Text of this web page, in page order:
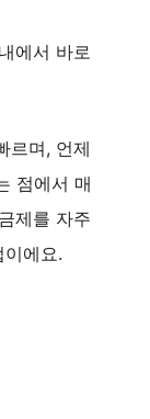
에서 바로
르며, 언제
점에서 매
제를 자주
에요.